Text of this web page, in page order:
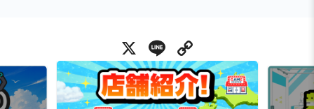
X Line